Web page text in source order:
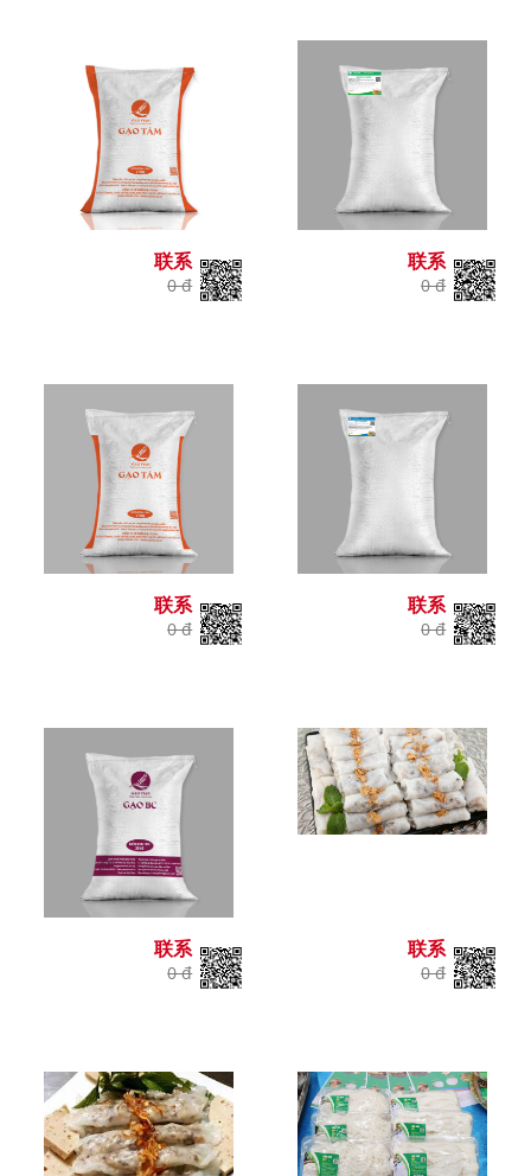
联系
0 đ
联系
0 đ
联系
0 đ
联系
0 đ
联系
0 đ
联系
0 đ